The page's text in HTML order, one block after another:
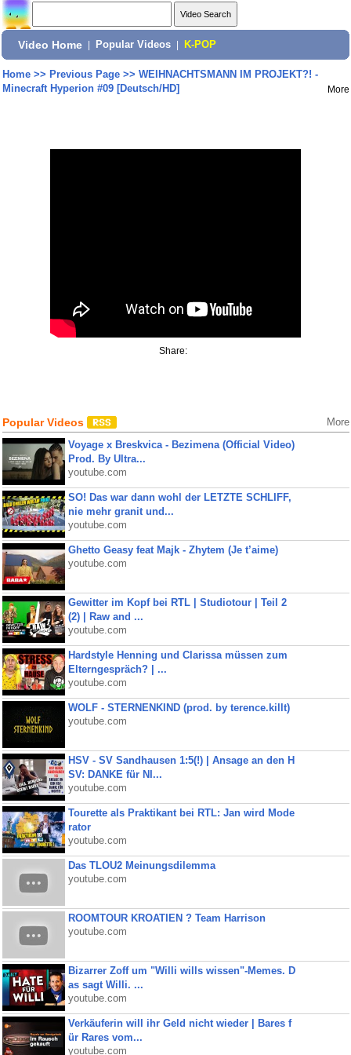
Video Home Popular Videos K-POP
Home>> Previous Page>> WEIHNACHTSMANN IM PROJEKT?! -
Minecraft Hyperion #09 [Deutsch/HD]
More
Share:
Popular Videos More
Voyage x Breskvica - Bezimena (Official Video)
Prod. By Ultra...
youtube.com
SO! Das war dann wohl der LETZTE SCHLIFF,
nie mehr granit und...
youtube.com
Ghetto Geasy feat Majk - Zhytem (Je t’aime)
youtube.com
Gewitter im Kopf bei RTL | Studiotour | Teil 2
(2) | Raw and ...
youtube.com
Hardstyle Henning und Clarissa müssen zum
Elterngespräch? | ...
youtube.com
WOLF - STERNENKIND (prod. by terence.killt)
youtube.com
HSV - SV Sandhausen 1:5(!) | Ansage an den H
SV: DANKE für NI...
youtube.com
Tourette als Praktikant bei RTL: Jan wird Mode
rator
youtube.com
Das TLOU2 Meinungsdilemma
youtube.com
ROOMTOUR KROATIEN ? Team Harrison
youtube.com
Bizarrer Zoff um "Willi wills wissen"-Memes. D
as sagt Willi. ...
youtube.com
Verkäuferin will ihr Geld nicht wieder | Bares f
ür Rares vom...
youtube.com